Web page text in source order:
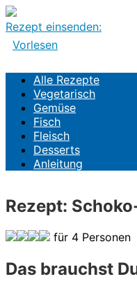
Rezept einsenden:
Vorlesen
Alle Rezepte
Vegetarisch
Gemüse
Fisch
Fleisch
Desserts
Anleitung
Alle Rezepte
Vegetarisch
Gemüse
Fisch
Fleisch
Desserts
Anleitung
Rezept:
für 4 Personen
Das brauchst